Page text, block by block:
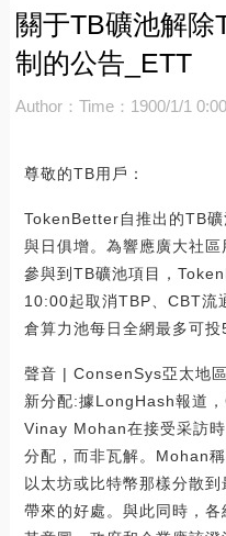
關于TB礦池解除
制的公告_ETT
Author： Time：1900/1/1
尊敬的TB用戶：
TokenBetter自推出的TB
與日俱增。為響應廣大社
參與到TB礦池項目，
10:00起取消TBP、CBT流
倉算力池每日全網最多可投
聲音 | ConsenSys亞太地
新分配:據LongHash報道
Vinay Mohan在接受采訪
分配，而非瓦解。Mohan
以太坊或比特幣那樣分散
帶來的好處。與此同時，